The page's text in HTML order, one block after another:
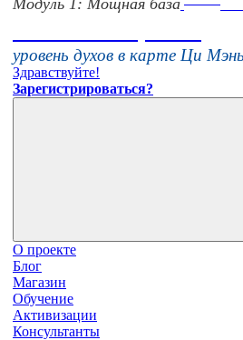
уровень духов в карте Ци
Здравствуйте!
Зарегистрироваться?
О проекте
Блог
Магазин
Обучение
Активизации
Консультанты